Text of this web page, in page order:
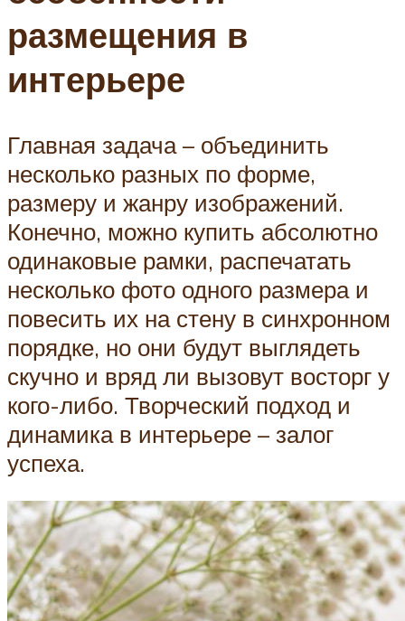
размещения в
интерьере
Главная задача – объединить
несколько разных по форме,
размеру и жанру изображений.
Конечно, можно купить абсолютно
одинаковые рамки, распечатать
несколько фото одного размера и
повесить их на стену в синхронном
порядке, но они будут выглядеть
скучно и вряд ли вызовут восторг у
кого-либо. Творческий подход и
динамика в интерьере – залог
успеха.